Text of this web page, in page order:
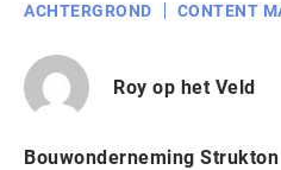
ACHTERGROND
CONTENT
Roy op het Veld
Bouwonderneming